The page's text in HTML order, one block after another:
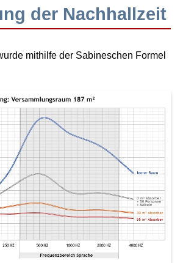
der Nachhallzeit
mithilfe der Sabineschen Formel